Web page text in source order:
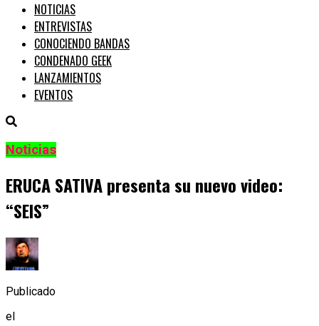
NOTICIAS
ENTREVISTAS
CONOCIENDO BANDAS
CONDENADO GEEK
LANZAMIENTOS
EVENTOS
Noticias
ERUCA SATIVA presenta su nuevo video:
“SEIS”
Publicado
el